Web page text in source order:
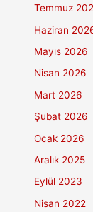
Temmuz
Haziran
Mayıs 2026
Nisan 2026
Mart 2026
Şubat 2026
Ocak 2026
Aralık 2025
Eylül 2023
Nisan 2022